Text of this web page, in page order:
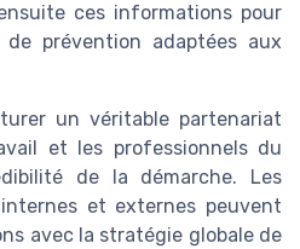
ces informations pour
de prévention adaptées aux
un véritable partenariat
et les professionnels du
de la démarche. Les
et externes peuvent
avec la stratégie globale de